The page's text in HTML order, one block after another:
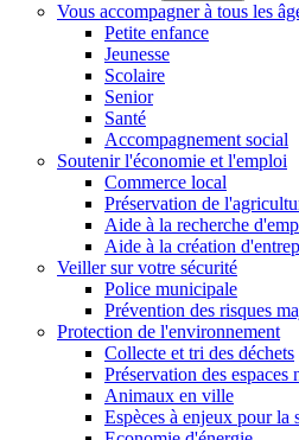
Vous accompagner à tous les
Petite enfance
Jeunesse
Scolaire
Senior
Santé
Accompagnement social
Soutenir l'économie et l'emploi
Commerce local
Préservation de
Aide à la recherche
Aide à la création
Veiller sur votre sécurité
Police municipale
Prévention des risques
Protection de l'environnement
Collecte et tri des déchets
Préservation des espaces
Animaux en ville
Espèces à enjeux pour la